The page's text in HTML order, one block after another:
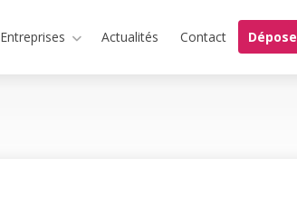
Entreprises Actualités Contact